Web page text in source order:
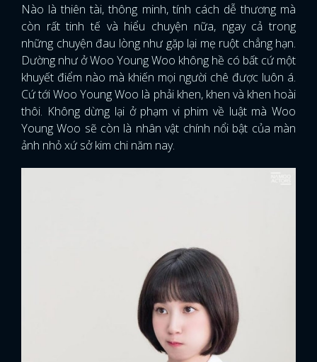
Nào là thiên tài, thông minh, tính cách dễ thương mà
còn rất tinh tế và hiểu chuyện nữa, ngay cả trong
những chuyện đau lòng như gặp lại mẹ ruột chẳng hạn.
Dường như ở Woo Young Woo không hề có bất cứ một
khuyết điểm nào mà khiến mọi người chê được luôn á.
Cứ tới Woo Young Woo là phải khen, khen và khen hoài
thôi. Không dừng lại ở phạm vi phim về luật mà Woo
Young Woo sẽ còn là nhân vật chính nổi bật của màn
ảnh nhỏ xứ sở kim chi năm nay.